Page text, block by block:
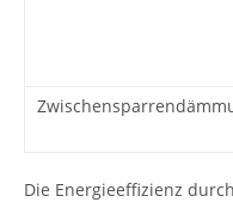
Die Energieeffizienz